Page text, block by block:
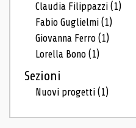
Claudia Filippazzi(1)
Fabio Guglielmi(1)
Giovanna Ferro(1)
Lorella Bono(1)
Sezioni
Nuovi progetti(1)